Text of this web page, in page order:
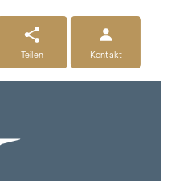
Teilen
Kontakt